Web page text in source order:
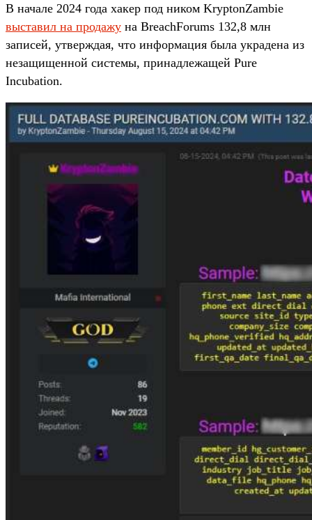
В начале 2024 года хакер под ником KryptonZambie
выставил на продажу на BreachForums 132,8 млн
записей, утверждая, что информация была украдена из
незащищенной системы, принадлежащей Pure
Incubation.